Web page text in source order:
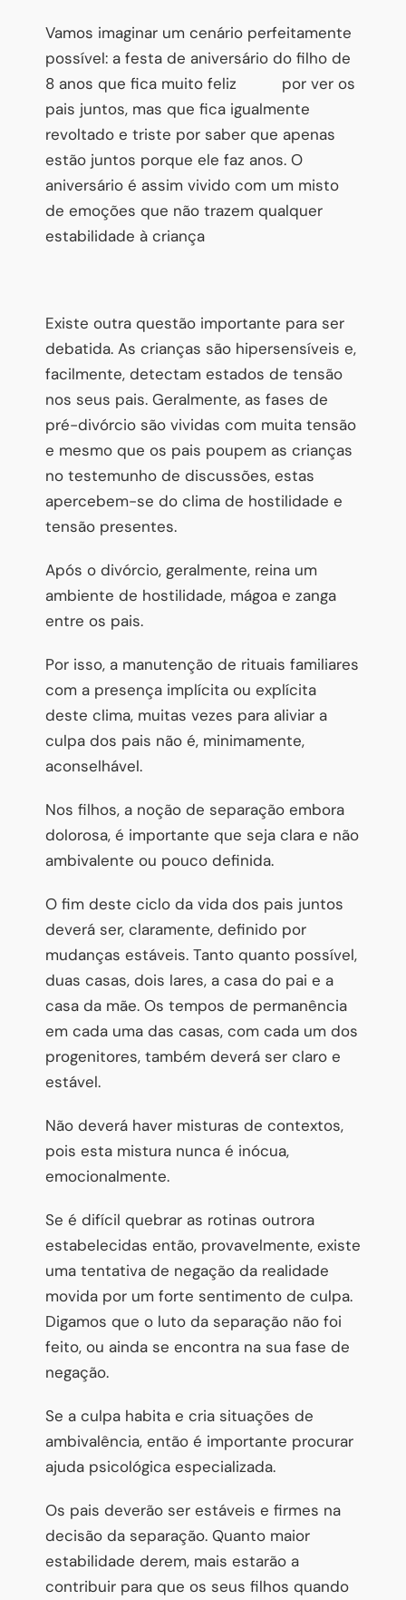
Vamos imaginar um cenário perfeitamente
possível: a festa de aniversário do filho de
8 anos que fica muito feliz por ver os
pais juntos, mas que fica igualmente
revoltado e triste por saber que apenas
estão juntos porque ele faz anos. O
aniversário é assim vivido com um misto
de emoções que não trazem qualquer
estabilidade à criança
Existe outra questão importante para ser
debatida. As crianças são hipersensíveis e,
facilmente, detectam estados de tensão
nos seus pais. Geralmente, as fases de
pré-divórcio são vividas com muita tensão
e mesmo que os pais poupem as crianças
no testemunho de discussões, estas
apercebem-se do clima de hostilidade e
tensão presentes.
Após o divórcio, geralmente, reina um
ambiente de hostilidade, mágoa e zanga
entre os pais.
Por isso, a manutenção de rituais familiares
com a presença implícita ou explícita
deste clima, muitas vezes para aliviar a
culpa dos pais não é, minimamente,
aconselhável.
Nos filhos, a noção de separação embora
dolorosa, é importante que seja clara e não
ambivalente ou pouco definida.
O fim deste ciclo da vida dos pais juntos
deverá ser, claramente, definido por
mudanças estáveis. Tanto quanto possível,
duas casas, dois lares, a casa do pai e a
casa da mãe. Os tempos de permanência
em cada uma das casas, com cada um dos
progenitores, também deverá ser claro e
estável.
Não deverá haver misturas de contextos,
pois esta mistura nunca é inócua,
emocionalmente.
Se é difícil quebrar as rotinas outrora
estabelecidas então, provavelmente, existe
uma tentativa de negação da realidade
movida por um forte sentimento de culpa.
Digamos que o luto da separação não foi
feito, ou ainda se encontra na sua fase de
negação.
Se a culpa habita e cria situações de
ambivalência, então é importante procurar
ajuda psicológica especializada.
Os pais deverão ser estáveis e firmes na
decisão da separação. Quanto maior
estabilidade derem, mais estarão a
contribuir para que os seus filhos quando